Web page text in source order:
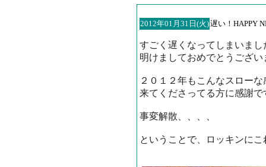
2012年01月31日(火)遅い！HAPPY
すごく遅くなってしまいまし
明けましておめでとうござい
２０１２年もこんなスロー
来てくださってる方に感謝で
事変解散、、、、
ということで、ロッキンに